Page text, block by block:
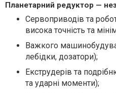
Планетарний редуктор —
Сервоприводів та
висока точність та
Важкого
лебідки, дозатори);
Екструдерів та
та ударні моменти);